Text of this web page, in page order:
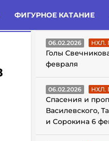
ФИГУРНОЕ КАТАНИЕ
ГОЛЫ С
06.02.2026 НХЛ.
Голы
февраля
06.02.2026 НХЛ.
Спасения и
Василевского,
и Сорокина 6